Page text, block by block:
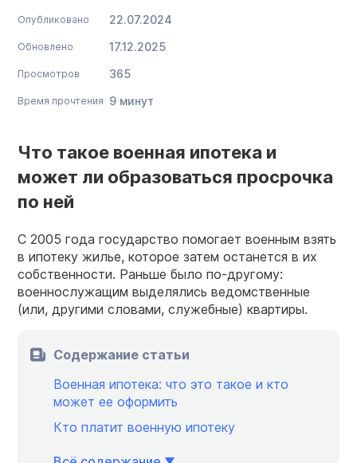
Опубликовано 22.07.2024
Обновлено 17.12.2025
Просмотров 365
Время прочтения 9 минут
Что такое военная ипотека и
может ли образоваться просрочка
по ней
С 2005 года государство помогает военным взять
в ипотеку жилье, которое затем останется в их
собственности. Раньше было по-другому:
военнослужащим выделялись ведомственные
(или, другими словами, служебные) квартиры.
Содержание статьи
Военная ипотека: что это такое и кто
может ее оформить
Кто платит военную ипотеку